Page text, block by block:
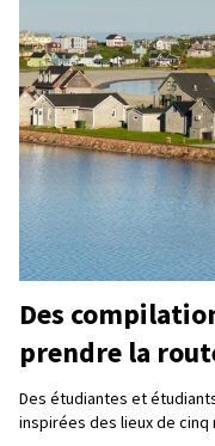
Des
prendre la
Des étudiantes et
inspirées des lieux de cinq